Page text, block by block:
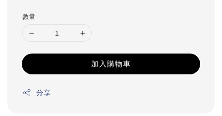
數量
加入購物車
分享